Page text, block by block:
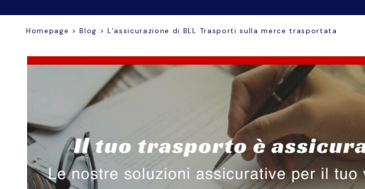
Homepage >Blog >L’assicurazione di BLL Trasporti sulla merce trasportata